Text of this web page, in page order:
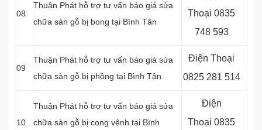
08
Thuận Phát hỗ trợ tư vấn báo giá sửa
chữa sàn gỗ bị bong tại Bình Tân
Thoại 0835
748 593
09
Thuận Phát hỗ trợ tư vấn báo giá sửa
chữa sàn gỗ bị phồng tại Bình Tân
Điện Thoại
0825 281 514
10
Thuận Phát hỗ trợ tư vấn báo giá sửa
chữa sàn gỗ bị cong vênh tại Bình
Điện
Thoại 0835